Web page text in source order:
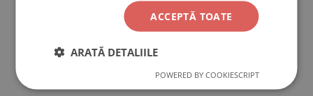
Aceasta bratara cu siluete baieti este alegerea perfecta
sau pentru a fi oferita unui parinte ori bunic. Designul delicat
permite purtarea zilnica si pastreaza aproape o amintire
importanta.
PRODUSE SIMILARE
ACCEPTĂ TOATE
ARATĂ DETALIILE
POWERED BY COOKIESCRIPT